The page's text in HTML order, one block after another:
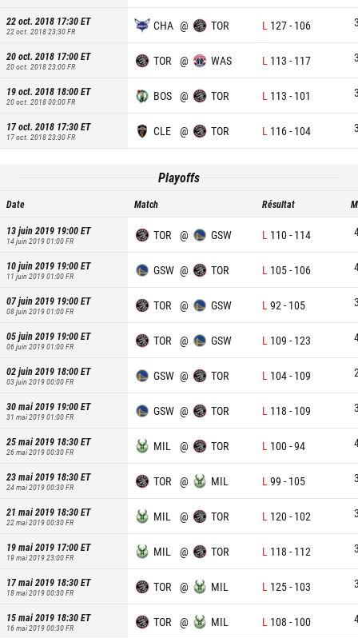
22 oct. 2018 17:30ET
22 oct. 2018 23:30FR CHA @ TOR L 127- 106
20 oct. 2018 17:00ET
20 oct. 2018 23:00FR TOR @ WAS L 113 - 117
19 oct. 2018 18:00ET
20 oct. 2018 00:00FR BOS @ TOR L 113 - 101
17 oct. 2018 17:30ET
17 oct. 2018 23:30FR CLE @ TOR L 116- 104
Playoffs
Date Match Résultat
13 juin 2019 19:00ET
14 juin 2019 01:00FR TOR @ GSW L 110- 114
10 juin 2019 19:00ET
11 juin 2019 01:00FR GSW @ TOR L 105- 106
07 juin 2019 19:00ET
08 juin 2019 01:00FR TOR @ GSW L 92 - 105
05 juin 2019 19:00ET
06 juin 2019 01:00FR TOR @ GSW L 109 - 123
02 juin 2019 18:00ET
03 juin 2019 00:00FR GSW @ TOR L 104- 109
30 mai 2019 19:00ET
31 mai 2019 01:00FR GSW @ TOR L 118 - 109
25 mai 2019 18:30ET
26 mai 2019 00:30FR MIL @ TOR L 100-94
23 mai 2019 18:30ET
24 mai 2019 00:30FR TOR @ MIL L 99 - 105
21 mai 2019 18:30ET
22 mai 2019 00:30FR MIL @ TOR L 120- 102
19 mai 2019 17:00ET
19 mai 2019 23:00FR MIL @ TOR L 118 - 112
17 mai 2019 18:30ET
18 mai 2019 00:30FR TOR @ MIL L 125- 103
15 mai 2019 18:30ET
16 mai 2019 00:30FR TOR @ MIL L 108 - 100